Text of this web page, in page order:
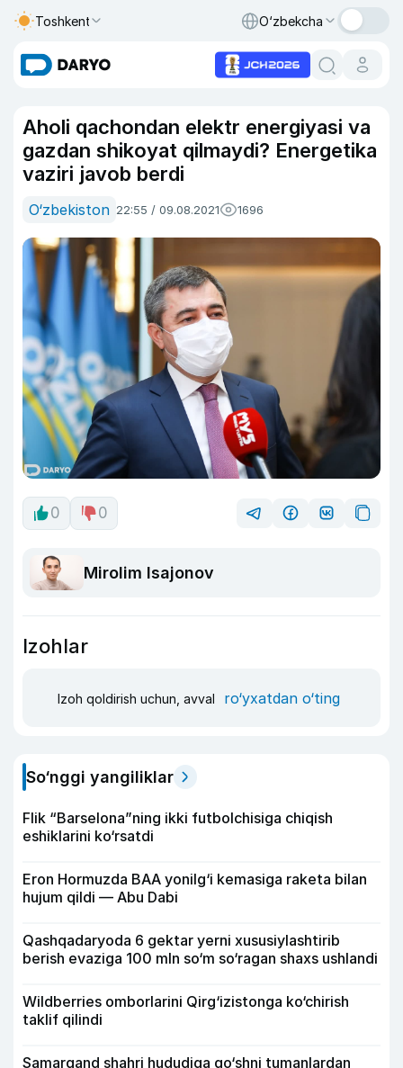
Toshkent O‘zbekcha
Aholi qachondan elektr energiyasi va
gazdan shikoyat qilmaydi? Energetika
vaziri javob berdi
O‘zbekiston 22:55 / 09.08.2021 1696
0 0
Mirolim Isajonov
Izohlar
Izoh qoldirish uchun, avval ro‘yxatdan o‘ting
So‘nggi yangiliklar
Flik “Barselona”ning ikki futbolchisiga chiqish
eshiklarini ko‘rsatdi
Eron Hormuzda BAA yonilg‘i kemasiga raketa bilan
hujum qildi — Abu Dabi
Qashqadaryoda 6 gektar yerni xususiylashtirib
berish evaziga 100 mln so‘m so‘ragan shaxs ushlandi
Wildberries omborlarini Qirg‘izistonga ko‘chirish
taklif qilindi
Samarqand shahri hududiga qo‘shni tumanlardan